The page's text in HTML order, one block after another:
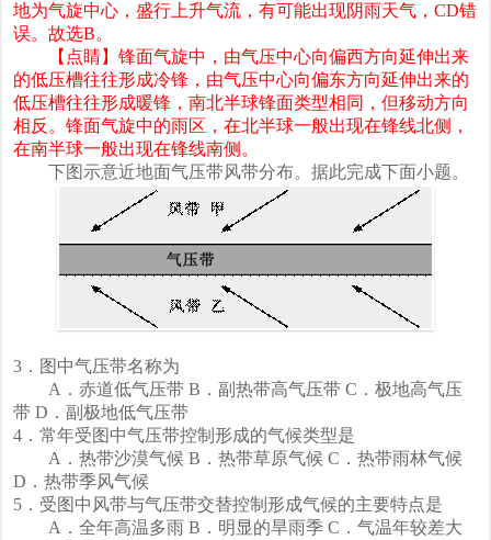
地为气旋中心，盛行上升气流，有可能出现阴雨天气，CD错
误。故选B。
【点睛】锋面气旋中，由气压中心向偏西方向延伸出来
的低压槽往往形成冷锋，由气压中心向偏东方向延伸出来的
低压槽往往形成暖锋，南北半球锋面类型相同，但移动方向
相反。锋面气旋中的雨区，在北半球一般出现在锋线北侧，
在南半球一般出现在锋线南侧。
下图示意近地面气压带风带分布。据此完成下面小题。
3．图中气压带名称为
A．赤道低气压带 B．副热带高气压带 C．极地高气压
带 D．副极地低气压带
4．常年受图中气压带控制形成的气候类型是
A．热带沙漠气候 B．热带草原气候 C．热带雨林气候
D．热带季风气候
5．受图中风带与气压带交替控制形成气候的主要特点是
A．全年高温多雨 B．明显的旱雨季 C．气温年较差大